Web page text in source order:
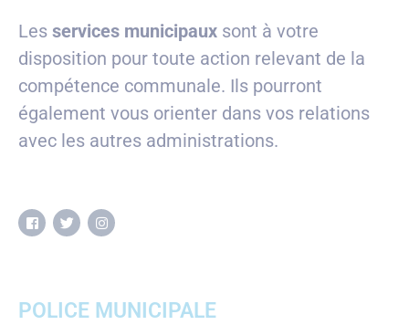
Les services municipaux sont à votre
disposition pour toute action relevant de la
compétence communale. Ils pourront
également vous orienter dans vos relations
avec les autres administrations.
POLICE MUNICIPALE